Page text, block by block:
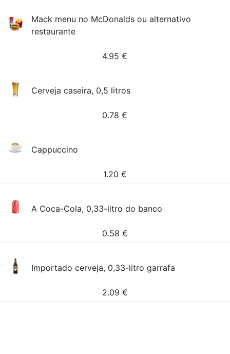
Mack menu no McDonalds ou alternativo
restaurante
4.95 €
Cerveja caseira, 0,5 litros
0.78 €
Cappuccino
1.20 €
A Coca-Cola, 0,33-litro do banco
0.58 €
Importado cerveja, 0,33-litro garrafa
2.09 €